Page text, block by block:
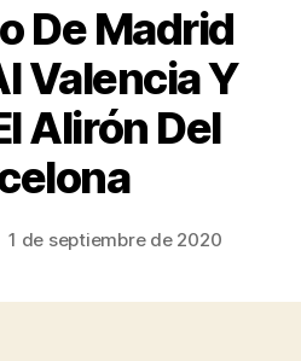
De Madrid
Valencia Y
Alirón Del
1 de septiembre de 2020